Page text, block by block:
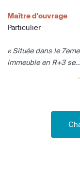
Maître d'ouvrage
Particulier
« Située dans le
immeuble en R+3